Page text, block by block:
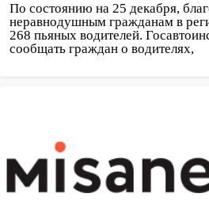
По состоянию на 25 декабря,
неравнодушным гражданам в
268 пьяных водителей.
сообщать граждан о водителях,